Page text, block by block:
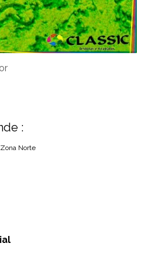
:
Zona Norte